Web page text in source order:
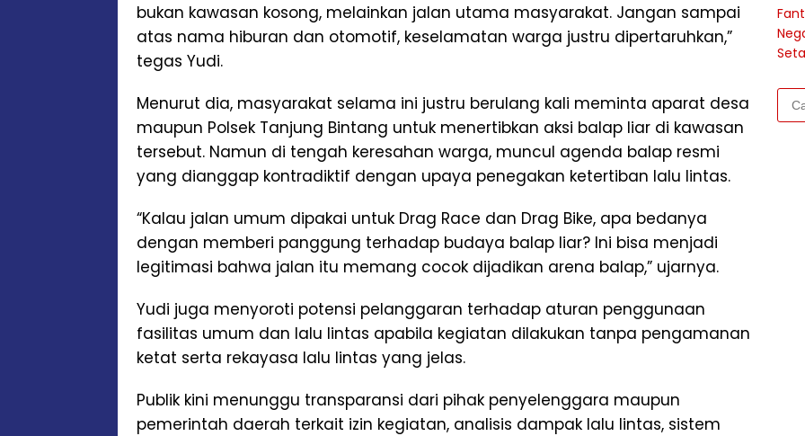
bukan kawasan kosong, melainkan jalan utama masyarakat. Jangan sampai
atas nama hiburan dan otomotif, keselamatan warga justru dipertaruhkan,”
tegas Yudi.
Menurut dia, masyarakat selama ini justru berulang kali meminta aparat desa
maupun Polsek Tanjung Bintang untuk menertibkan aksi balap liar di kawasan
tersebut. Namun di tengah keresahan warga, muncul agenda balap resmi
yang dianggap kontradiktif dengan upaya penegakan ketertiban lalu lintas.
“Kalau jalan umum dipakai untuk Drag Race dan Drag Bike, apa bedanya
dengan memberi panggung terhadap budaya balap liar? Ini bisa menjadi
legitimasi bahwa jalan itu memang cocok dijadikan arena balap,” ujarnya.
Yudi juga menyoroti potensi pelanggaran terhadap aturan penggunaan
fasilitas umum dan lalu lintas apabila kegiatan dilakukan tanpa pengamanan
ketat serta rekayasa lalu lintas yang jelas.
Publik kini menunggu transparansi dari pihak penyelenggara maupun
pemerintah daerah terkait izin kegiatan, analisis dampak lalu lintas, sistem
Cari